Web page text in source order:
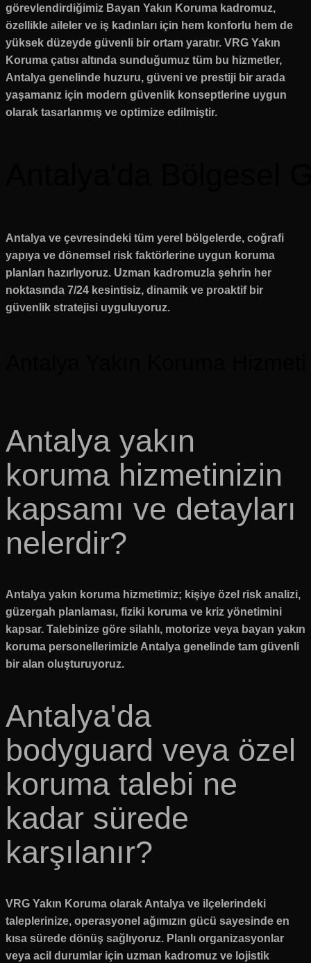
görevlendirdiğimiz Bayan Yakın Koruma kadromuz,
özellikle aileler ve iş kadınları için hem konforlu hem de
yüksek düzeyde güvenli bir ortam yaratır. VRG Yakın
Koruma çatısı altında sunduğumuz tüm bu hizmetler,
Antalya genelinde huzuru, güveni ve prestiji bir arada
yaşamanız için modern güvenlik konseptlerine uygun
olarak tasarlanmış ve optimize edilmiştir.
Antalya ve çevresindeki tüm yerel bölgelerde, coğrafi
yapıya ve dönemsel risk faktörlerine uygun koruma
planları hazırlıyoruz. Uzman kadromuzla şehrin her
noktasında 7/24 kesintisiz, dinamik ve proaktif bir
güvenlik stratejisi uyguluyoruz.
Antalya yakın
koruma hizmetinizin
kapsamı ve detayları
nelerdir?
Antalya yakın koruma hizmetimiz; kişiye özel risk analizi,
güzergah planlaması, fiziki koruma ve kriz yönetimini
kapsar. Talebinize göre silahlı, motorize veya bayan yakın
koruma personellerimizle Antalya genelinde tam güvenli
bir alan oluşturuyoruz.
Antalya'da
bodyguard veya özel
koruma talebi ne
kadar sürede
karşılanır?
VRG Yakın Koruma olarak Antalya ve ilçelerindeki
taleplerinize, operasyonel ağımızın gücü sayesinde en
kısa sürede dönüş sağlıyoruz. Planlı organizasyonlar
veya acil durumlar için uzman kadromuz ve lojistik